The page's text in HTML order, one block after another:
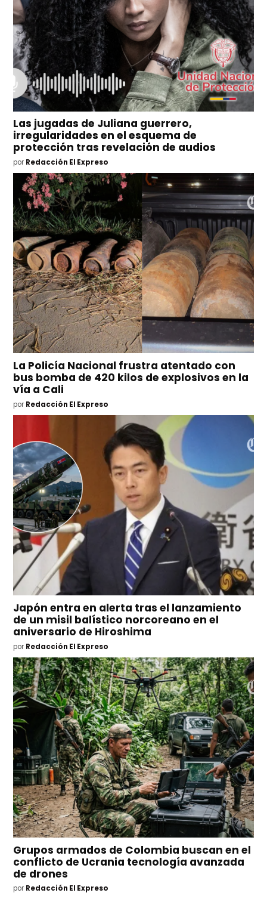
Las jugadas de Juliana guerrero,
irregularidades en el esquema de
protección tras revelación de audios
por Redacción El Expreso
La Policía Nacional frustra atentado con
bus bomba de 420 kilos de explosivos en la
vía a Cali
por Redacción El Expreso
Japón entra en alerta tras el lanzamiento
de un misil balístico norcoreano en el
aniversario de Hiroshima
por Redacción El Expreso
Grupos armados de Colombia buscan en el
conflicto de Ucrania tecnología avanzada
de drones
por Redacción El Expreso